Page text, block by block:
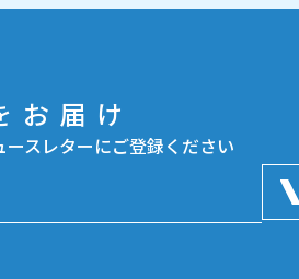
お届け
スレターにご登録ください